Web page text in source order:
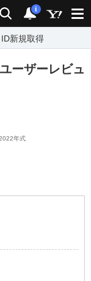
検索 通知
i
ID新規取得
ーザーレビュ
年式